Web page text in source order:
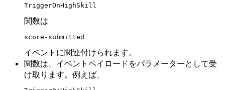
TriggerOnHighSkill
関数は
score-submitted
イベントに関連付けられます。
関数は、イベントペイロードをパラメーターとして受
け取ります。例えば、